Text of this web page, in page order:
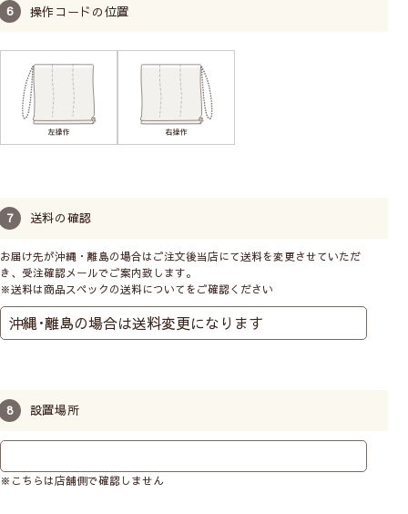
安心してお使いいただけます
子どもの体重がかかるとコードのジョイント部分が外
れます。外れても元に戻せます。
操作コードの位置
送料の確認
お届け先が沖縄・離島の場合はご注文後当店にて送料を変更させていただ
き、受注確認メールでご案内致します。
※送料は商品スペックの送料についてをご確認ください
設置場所
※こちらは店舗側で確認しません